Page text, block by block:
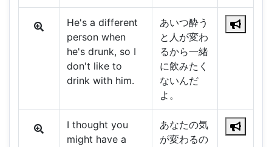
He's a different
person when
he's drunk, so I
don't like to
drink with him.
あいつ酔う
と人が変わ
るから一緒
に飲みたく
ないんだ
よ。
I thought you
might have a
あなたの気
が変わるの